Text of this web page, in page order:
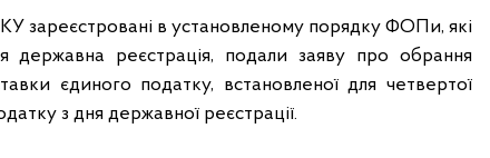
зареєстровані в установленому порядку ФОПи, які
державна реєстрація, подали заяву про обрання
єдиного податку, встановленої для четвертої
з дня державної реєстрації.